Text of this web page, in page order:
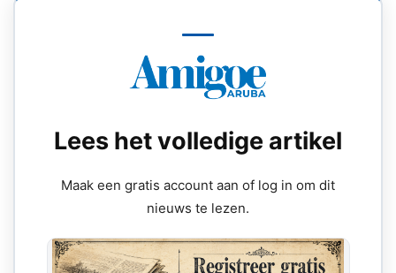
Lees het volledige artikel
Maak een gratis account aan of log in om dit
nieuws te lezen.